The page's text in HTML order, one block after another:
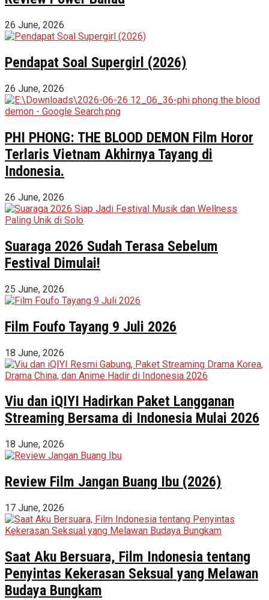
26 June, 2026
Pendapat Soal Supergirl (2026)
26 June, 2026
PHI PHONG: THE BLOOD DEMON Film Horor
Terlaris Vietnam Akhirnya Tayang di
Indonesia.
26 June, 2026
Suaraga 2026 Sudah Terasa Sebelum
Festival Dimulai!
25 June, 2026
Film Foufo Tayang 9 Juli 2026
18 June, 2026
Viu dan iQIYI Hadirkan Paket Langganan
Streaming Bersama di Indonesia Mulai 2026
18 June, 2026
Review Film Jangan Buang Ibu (2026)
17 June, 2026
Saat Aku Bersuara, Film Indonesia tentang
Penyintas Kekerasan Seksual yang Melawan
Budaya Bungkam